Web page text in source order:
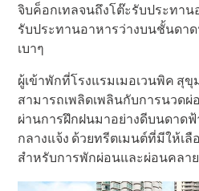
จิบค็อกเทลจนถึงโต๊ะรับประทา
รับประทานอาหารว่างบนชั้นดา
เบาๆ
ผู้เข้าพักที่โรงแรมเมอเวนพิค สุขุ
สามารถเพลิดเพลินกับการนวด
ผ่านการฝึกฝนมาอย่างดีบนดาดฟ้
กลางแจ้ง ด้วยทรีตเมนต์ที่มีให้เลื
สำหรับการพักผ่อนและผ่อนคลาย